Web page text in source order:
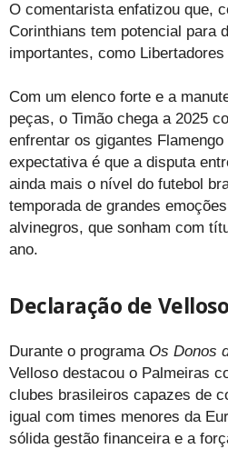
O comentarista enfatizou que,
Corinthians tem potencial para
importantes, como
Com um elenco forte e a
peças, o Timão chega a 2025
enfrentar os gigantes
expectativa é que a disputa
ainda mais o nível do futebol
temporada de grandes
alvinegros, que sonham com
ano.
Declaração de Velloso
Durante o programa Os Donos
Velloso destacou o Palmeiras
clubes brasileiros capazes de
igual com times menores da
sólida gestão financeira e a